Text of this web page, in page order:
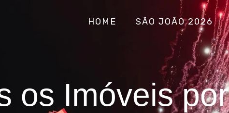
HOME SÃO JOÃO 2026
os Imóveis por